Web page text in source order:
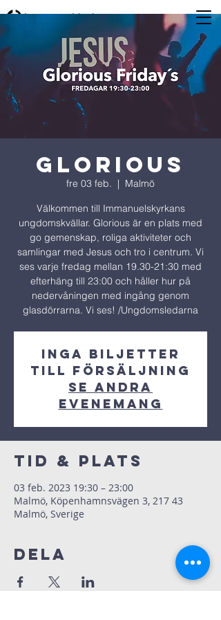
Glorious
fre 03 feb.
  |
Malmö
Välkommen till Immanuelskyrkans
ungdomskvällar. Glorious är en plats med
go gemenskap, roliga aktiviteter och
samlingar med Jesus och tro i centrum. Vi
ses varje fredag mellan 19.30-21:30 med
efterhäng till 23:00 och håller hur på
nedervåningen med ingång genom
glasdörrarna. Vi ses! /Ungdomsledarna
Inga biljetter
till försäljning
Se andra
evenemang
Tid & Plats
03 feb. 2023 19:30 – 23:00
Malmö, Köpenhamnsvägen 3, 217 43
Malmö, Sverige
Dela